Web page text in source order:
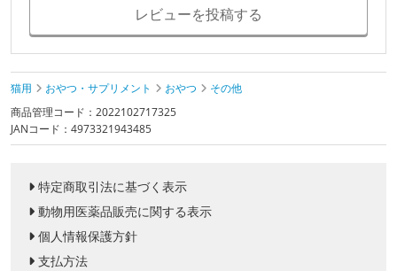
レビューを投稿する
猫用 おやつ・サプリメント おやつ
その他
商品管理コード：2022102717325
JANコード：4973321943485
特定商取引法に基づく表示
動物用医薬品販売に関する表示
個人情報保護方針
支払方法